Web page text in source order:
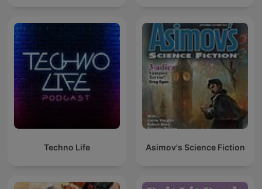
Techno Life Asimov's Science Fiction